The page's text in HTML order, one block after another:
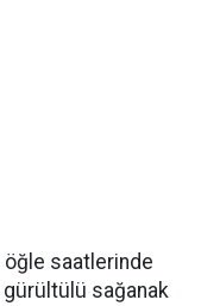
öğle saatlerinde
sağanak